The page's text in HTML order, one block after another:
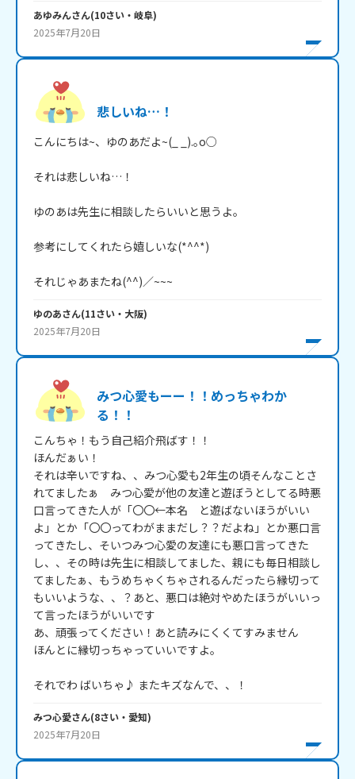
あゆみんさん(10さい・ 岐阜)
2025年7月20日
悲しいね…！
こんにちは~、ゆのあだよ~(_ _).｡o○
それは悲しいね…！
ゆのあは先生に相談したらいいと思うよ。
参考にしてくれたら嬉しいな(*^^*)
それじゃあまたね(^^)／~~~
ゆのあさん(11さい・ 大阪)
2025年7月20日
みつ心愛もーー！！めっちゃわか
る！！
こんちゃ！もう自己紹介飛ばす！！
ほんだぁい！
それは辛いですね、、みつ心愛も2年生の頃そんなことさ
れてましたぁ　みつ心愛が他の友達と遊ぼうとしてる時悪
口言ってきた人が「〇〇←本名　と遊ばないほうがいい
よ」とか「〇〇ってわがままだし？？だよね」とか悪口言
ってきたし、そいつみつ心愛の友達にも悪口言ってきた
し、、その時は先生に相談してました、親にも毎日相談し
てましたぁ、もうめちゃくちゃされるんだったら縁切って
もいいような、、？あと、悪口は絶対やめたほうがいいっ
て言ったほうがいいです
あ、頑張ってください！あと読みにくくてすみません
ほんとに縁切っちゃっていいですよ。
それでわ ばいちゃ♪ またキズなんで、、！
みつ心愛さん(8さい・ 愛知)
2025年7月20日